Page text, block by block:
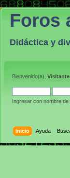
Foros
Didáctica y
Bienvenido(a), Visitante
Ingresar con nombre
Inicio Ayuda